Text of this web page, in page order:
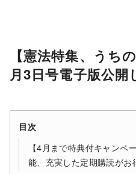
【憲法特集、うち
月3日号電子版公開
目次
【4月まで特典付キャン
能、充実した定期購読がお